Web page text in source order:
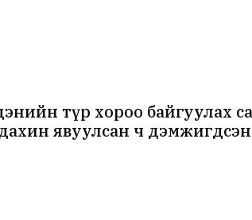
түр хороо байгуулах
явуулсан ч